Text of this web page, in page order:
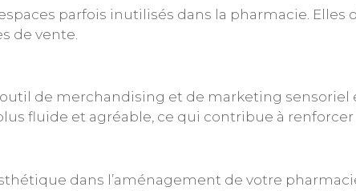
parfois inutilisés dans la pharmacie. Elles
de vente.
de merchandising et de marketing sensoriel
fluide et agréable, ce qui contribue à
dans l’aménagement de votre